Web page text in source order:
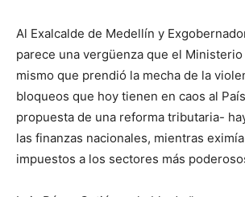
Al Exalcalde de Medellín y
parece una vergüenza que el
mismo que prendió la mecha de la
bloqueos que hoy tienen en caos al
propuesta de una reforma tributaria-
las finanzas nacionales, mientras
impuestos a los sectores más